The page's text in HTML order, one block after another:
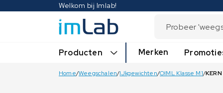
Welkom bij Imlab!
Producten Merken
Home/Weegschalen/IJkgewichten/OIML Klasse M1/